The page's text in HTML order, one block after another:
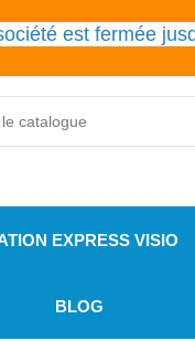
est fermée
EXPRESS VISIO
BLOG